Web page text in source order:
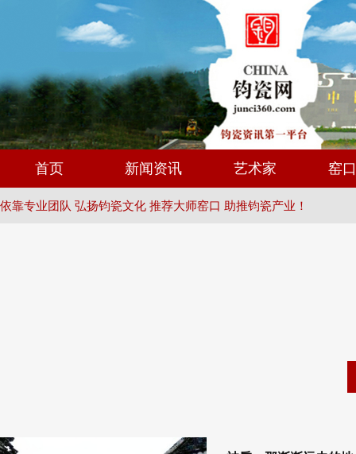
首页 新闻资讯 艺术家 窑口
依靠专业团队 弘扬钧瓷文化 推荐大师窑口 助推钧瓷产业！